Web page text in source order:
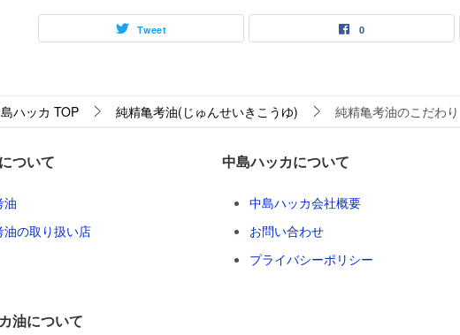
Tweet 0
ハッカ TOP 純精亀考油(じゅんせいきこうゆ) 純精亀考油のこだわり
ついて
油
油の取り扱い店
油について
中島ハッカについて
中島ハッカ会社概要
お問い合わせ
プライバシーポリシー